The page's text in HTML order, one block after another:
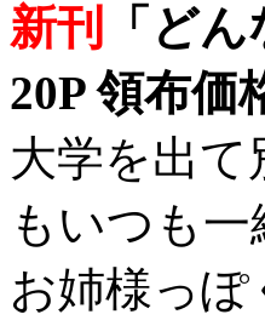
新刊
「ど
20P 領布価
大学を出
もいつも
お姉様っ